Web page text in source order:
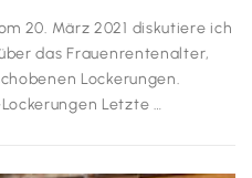
20. März 2021 diskutiere ich
das Frauenrentenalter,
Lockerungen.
Letzte …